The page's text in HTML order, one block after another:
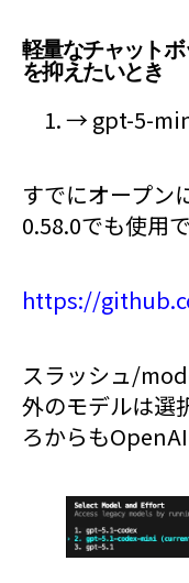
軽量なチャット
を抑えたいとき
→ gpt-5-
すでにオープン
0.58.0でも使用
https://
スラッシュ/
外のモデルは選
ろからも